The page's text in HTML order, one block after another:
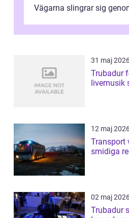
Vägarna slingrar sig
31 maj
Trubadur
livemusik
12 maj
Transport visby så
smidiga
02 maj
Trubadur